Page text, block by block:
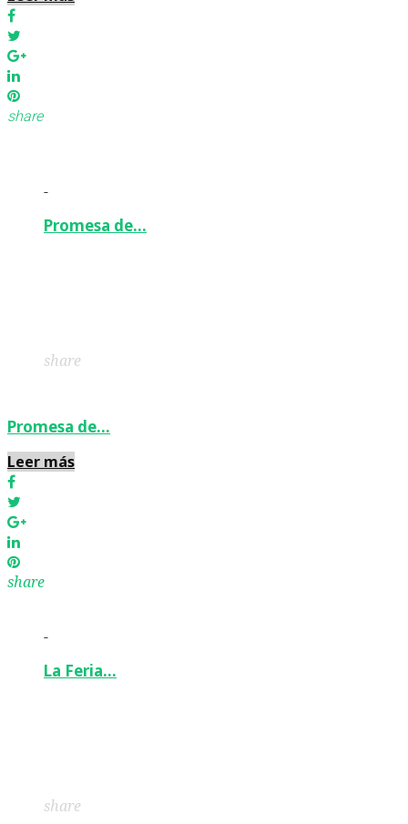
Facebook
Google+
LinkedIn
Pinterest
share
-
Promesa de…
share
Promesa de…
Leer más
Facebook
Google+
LinkedIn
Pinterest
share
-
La Feria…
share